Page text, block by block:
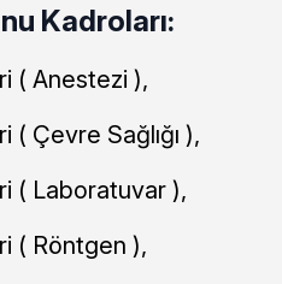
Kadroları:
( Anestezi ),
( Çevre Sağlığı ),
( Laboratuvar ),
( Röntgen ),